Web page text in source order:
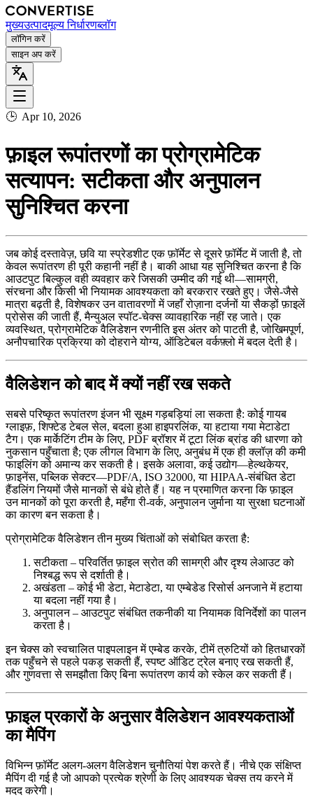
मुख्यउत्पादमूल्य निर्धारणब्लॉग
लॉगिन करें
साइन अप करें
🕒 Apr 10, 2026
फ़ाइल रूपांतरणों का प्रोग्रामेटिक
सत्यापन: सटीकता और अनुपालन
सुनिश्चित करना
जब कोई दस्तावेज़, छवि या स्प्रेडशीट एक फ़ॉर्मेट से दूसरे फ़ॉर्मेट में जाती है, तो
केवल रूपांतरण ही पूरी कहानी नहीं है। बाकी आधा यह सुनिश्चित करना है कि
आउटपुट बिल्कुल वही व्यवहार करे जिसकी उम्मीद की गई थी—सामग्री,
संरचना और किसी भी नियामक आवश्यकता को बरकरार रखते हुए। जैसे-जैसे
मात्रा बढ़ती है, विशेषकर उन वातावरणों में जहाँ रोज़ाना दर्जनों या सैकड़ों फ़ाइलें
प्रोसेस की जाती हैं, मैन्युअल स्पॉट‑चेक्स व्यावहारिक नहीं रह जाते। एक
व्यवस्थित, प्रोग्रामेटिक वैलिडेशन रणनीति इस अंतर को पाटती है, जोखिमपूर्ण,
अनौपचारिक प्रक्रिया को दोहराने योग्य, ऑडिटेबल वर्कफ़्लो में बदल देती है।
वैलिडेशन को बाद में क्यों नहीं रख सकते
सबसे परिष्कृत रूपांतरण इंजन भी सूक्ष्म गड़बड़ियां ला सकता है: कोई गायब
ग्लाइफ़, शिफ्टेड टेबल सेल, बदला हुआ हाइपरलिंक, या हटाया गया मेटाडेटा
टैग। एक मार्केटिंग टीम के लिए, PDF ब्रॉशर में टूटा लिंक ब्रांड की धारणा को
नुकसान पहुँचाता है; एक लीगल विभाग के लिए, अनुबंध में एक ही क्लॉज़ की कमी
फाइलिंग को अमान्य कर सकती है। इसके अलावा, कई उद्योग—हेल्थकेयर,
फ़ाइनेंस, पब्लिक सेक्टर—PDF/A, ISO 32000, या HIPAA‑संबंधित डेटा
हैंडलिंग नियमों जैसे मानकों से बंधे होते हैं। यह न प्रमाणित करना कि फ़ाइल
उन मानकों को पूरा करती है, महँगा री‑वर्क, अनुपालन जुर्माना या सुरक्षा घटनाओं
का कारण बन सकता है।
प्रोग्रामेटिक वैलिडेशन तीन मुख्य चिंताओं को संबोधित करता है:
सटीकता – परिवर्तित फ़ाइल स्रोत की सामग्री और दृश्य लेआउट को
निश्बद्ध रूप से दर्शाती है।
अखंडता – कोई भी डेटा, मेटाडेटा, या एम्बेडेड रिसोर्स अनजाने में हटाया
या बदला नहीं गया है।
अनुपालन– आउटपुट संबंधित तकनीकी या नियामक विनिर्देशों का पालन
करता है।
इन चेक्स को स्वचालित पाइपलाइन में एम्बेड करके, टीमें त्रुटियों को हितधारकों
तक पहुँचने से पहले पकड़ सकती हैं, स्पष्ट ऑडिट ट्रेल बनाए रख सकती हैं,
और गुणवत्ता से समझौता किए बिना रूपांतरण कार्य को स्केल कर सकती हैं।
फ़ाइल प्रकारों के अनुसार वैलिडेशन आवश्यकताओं
का मैपिंग
विभिन्न फ़ॉर्मेट अलग‑अलग वैलिडेशन चुनौतियां पेश करते हैं। नीचे एक संक्षिप्त
मैपिंग दी गई है जो आपको प्रत्येक श्रेणी के लिए आवश्यक चेक्स तय करने में
मदद करेगी।